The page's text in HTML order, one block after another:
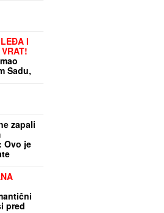
I
Sadu,
zapali
Ovo je
pred